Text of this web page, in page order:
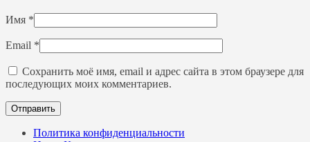
Имя *
Email *
Сохранить моё имя, email и адрес сайта в этом браузере для
последующих моих комментариев.
Политика конфиденциальности